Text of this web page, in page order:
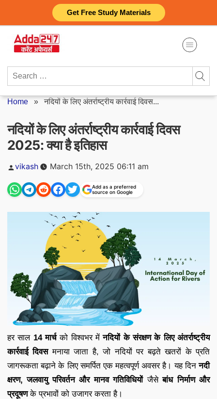
Get Free Study Materials
content
Search
Home »नदियों के लिए अंतर्राष्ट्रीय कार्रवाई दिवस...
नदियों के लिए अंतर्राष्ट्रीय कार्रवाई दिवस
2025: क्या है इतिहास
Posted
vikash March 15th, 2025 06:11 am
Add as a preferred
source on Google
हर साल 14 मार्चको विश्वभर मेंनदियों के संरक्षण के लिए अंतर्राष्ट्रीय
कार्रवाई दिवसमनाया जाता है, जो नदियों पर बढ़ते खतरों के प्रति
जागरूकता बढ़ाने के लिए समर्पित एक महत्वपूर्ण अवसर है। यह दिननदी
क्षरण, जलवायु परिवर्तन और मानव गतिविधियोंजैसेबांध निर्माण और
प्रदूषणके प्रभावों को उजागर करता है।